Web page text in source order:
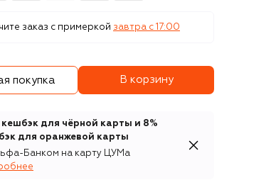
заказ с примеркой завтра c 17:00
покупка В корзину
кешбэк для чёрной карты и 8%
для оранжевой карты
Банком на карту ЦУМа